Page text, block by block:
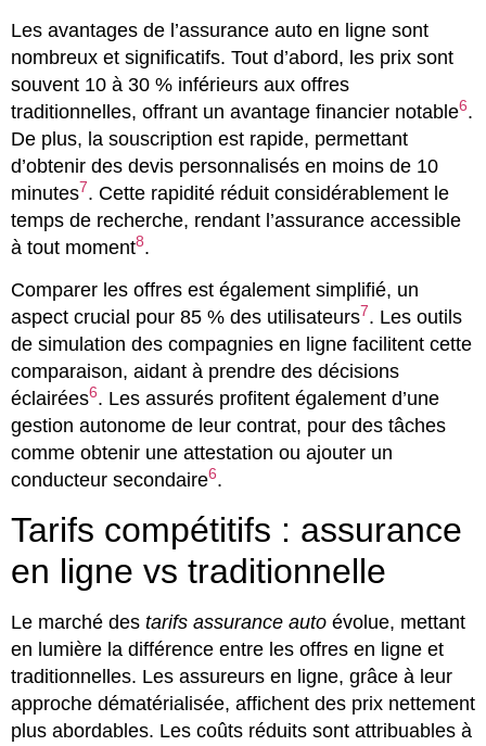
Les avantages de l’assurance auto en ligne sont
nombreux et significatifs. Tout d’abord, les prix sont
souvent 10 à 30 % inférieurs aux offres
traditionnelles, offrant un avantage financier notable6.
De plus, la souscription est rapide, permettant
d’obtenir des devis personnalisés en moins de 10
minutes7. Cette rapidité réduit considérablement le
temps de recherche, rendant l’assurance accessible
à tout moment8.
Comparer les offres est également simplifié, un
aspect crucial pour 85 % des utilisateurs7. Les outils
de simulation des compagnies en ligne facilitent cette
comparaison, aidant à prendre des décisions
éclairées6. Les assurés profitent également d’une
gestion autonome de leur contrat, pour des tâches
comme obtenir une attestation ou ajouter un
conducteur secondaire6.
Tarifs compétitifs : assurance
en ligne vs traditionnelle
Le marché des tarifs assurance auto évolue, mettant
en lumière la différence entre les offres en ligne et
traditionnelles. Les assureurs en ligne, grâce à leur
approche dématérialisée, affichent des prix nettement
plus abordables. Les coûts réduits sont attribuables à